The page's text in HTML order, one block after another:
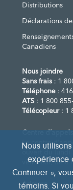
Distributions
Déclarations
Canadiens
Nous joindre
Sans frais: 1
Téléphone :
ATS : 1 800
Télécopieur: 1
Centre d’appels
Le centre
vendredi, de 8
Adresse
Nous
expérience
Continuer »,
témoins. Si